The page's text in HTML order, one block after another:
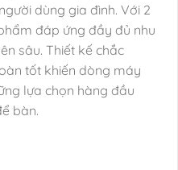
dùng gia đình. Với 2
đáp ứng đầy đủ nhu
sâu. Thiết kế chắc
tốt khiến dòng máy
lựa chọn hàng đầu
bàn.